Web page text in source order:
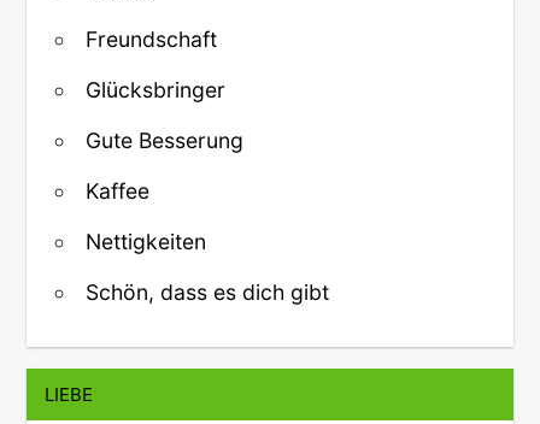
Freundschaft
Glücksbringer
Gute Besserung
Kaffee
Nettigkeiten
Schön, dass es dich gibt
LIEBE